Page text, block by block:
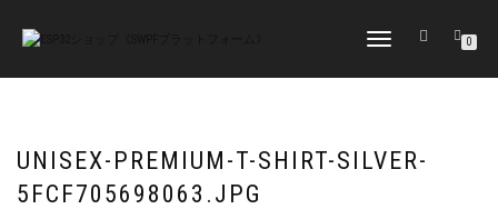
TOGGLE
0
UNISEX-PREMIUM-T-SHIRT-SILVER-
5FCF705698063.JPG